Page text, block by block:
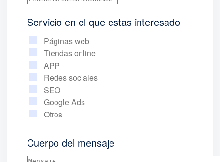
Servicio en el que estas interesado
Páginas web
Tiendas online
APP
Redes sociales
SEO
Google Ads
Otros
Cuerpo del mensaje